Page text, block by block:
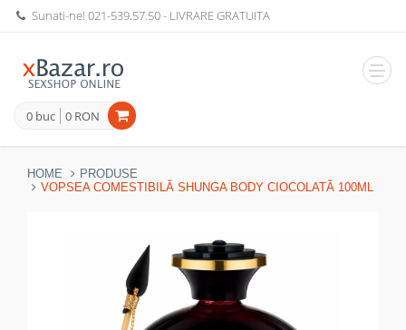
Sunati-ne!021-539.57.50- LIVRARE GRATUITA
0 buc 0 RON
HOME
PRODUSE
VOPSEA COMESTIBILĂ SHUNGA BODY CIOCOLATĂ 100ML